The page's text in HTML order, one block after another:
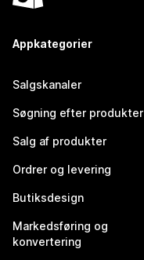
Appkategorier
Salgskanaler
Søgning efter produkter
Salg af produkter
Ordrer og levering
Butiksdesign
Markedsføring og
konvertering